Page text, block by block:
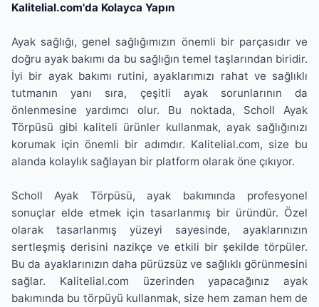
Kalitelial.com'da Kolayca Yapın
Ayak sağlığı, genel sağlığımızın önemli bir parçasıdır ve
doğru ayak bakımı da bu sağlığın temel taşlarından biridir.
İyi bir ayak bakımı rutini, ayaklarımızı rahat ve sağlıklı
tutmanın yanı sıra, çeşitli ayak sorunlarının da
önlenmesine yardımcı olur. Bu noktada, Scholl Ayak
Törpüsü gibi kaliteli ürünler kullanmak, ayak sağlığınızı
korumak için önemli bir adımdır. Kalitelial.com, size bu
alanda kolaylık sağlayan bir platform olarak öne çıkıyor.
Scholl Ayak Törpüsü, ayak bakımında profesyonel
sonuçlar elde etmek için tasarlanmış bir üründür. Özel
olarak tasarlanmış yüzeyi sayesinde, ayaklarınızın
sertleşmiş derisini nazikçe ve etkili bir şekilde törpüler.
Bu da ayaklarınızın daha pürüzsüz ve sağlıklı görünmesini
sağlar. Kalitelial.com üzerinden yapacağınız ayak
bakımında bu törpüyü kullanmak, size hem zaman hem de